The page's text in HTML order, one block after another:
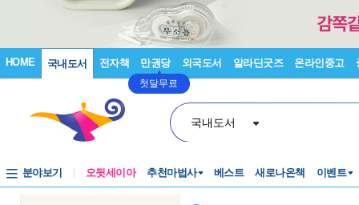
HOME 국내도서 전자책 만권당
첫달무료
외국도서 알라딘굿즈 온라인중고
국내도서
분야보기 오뒷세이아 추천마법사 베스트 새로나온책 이벤트